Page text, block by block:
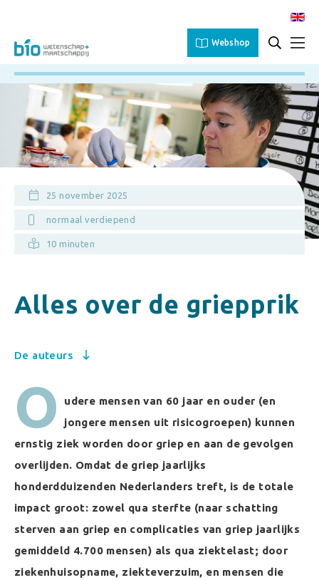
Webshop
25 november 2025
normaal verdiepend
10 minuten
Alles over de griepprik
De auteurs
O
udere mensen van 60 jaar en ouder (en
jongere mensen uit risicogroepen) kunnen
ernstig ziek worden door griep en aan de gevolgen
overlijden. Omdat de griep jaarlijks
honderdduizenden Nederlanders treft, is de totale
impact groot: zowel qua sterfte (naar schatting
sterven aan griep en complicaties van griep jaarlijks
gemiddeld 4.700 mensen) als qua ziektelast; door
ziekenhuisopname, ziekteverzuim, en mensen die